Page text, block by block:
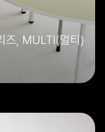
즈, MULTI(멀티)